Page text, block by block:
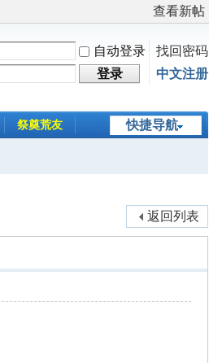
查看新帖
自动登录
找回密码
登录
中文注册
快捷导航
祭奠荒友
返回列表